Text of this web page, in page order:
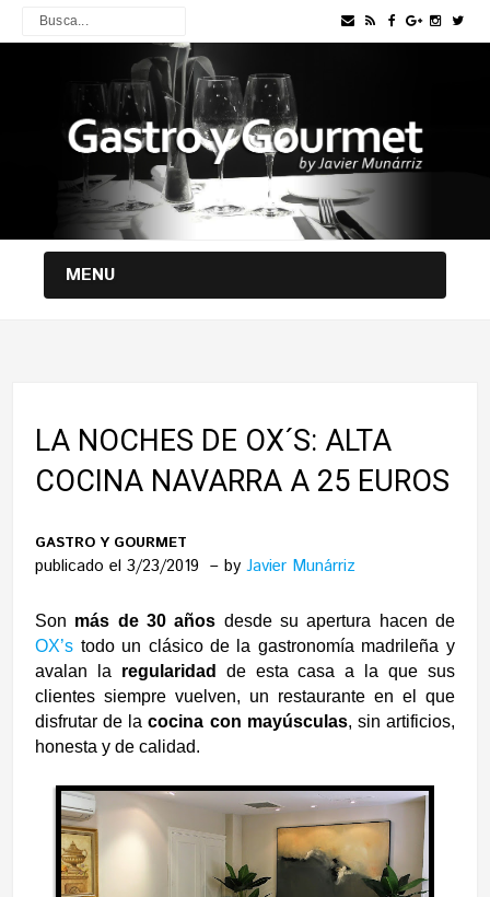
MENU
LA NOCHES DE OX´S: ALTA
COCINA NAVARRA A 25 EUROS
GASTRO Y GOURMET
publicado el 3/23/2019 byJavier Munárriz
Son más de 30 años desde su apertura hacen de
OX’s todo un clásico de la gastronomía madrileña y
avalan la regularidad de esta casa a la que sus
clientes siempre vuelven, un restaurante en el que
disfrutar de lacocina con mayúsculas, sin artificios,
honesta y de calidad.